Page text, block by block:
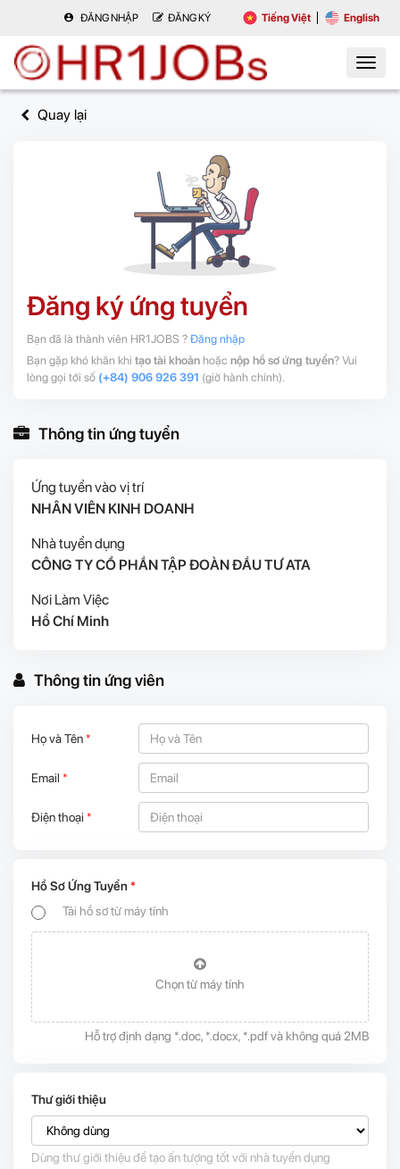
ĐĂNG NHẬP ĐĂNG KÝ Tiếng Việt English
Quay lại
Đăng ký ứng tuyển
Bạn đã là thành viên HR1JOBS ? Đăng nhập
Bạn gặp khó khăn khi tạo tài khoản hoặc nộp hồ sơ ứng tuyển? Vui
lòng gọi tới số (+84) 906 926 391 (giờ hành chính).
Thông tin ứng tuyển
Ứng tuyển vào vị trí
NHÂN VIÊN KINH DOANH
Nhà tuyển dụng
CÔNG TY CỔ PHẦN TẬP ĐOÀN ĐẦU TƯ ATA
Nơi Làm Việc
Hồ Chí Minh
Thông tin ứng viên
Họ và Tên *
Email *
Điện thoại *
Hồ Sơ Ứng Tuyển *
Tải hồ sơ từ máy tính
Chọn từ máy tính
Hỗ trợ định dạng *.doc, *.docx, *.pdf và không quá 2MB
Thư giới thiệu
Dùng thư giới thiệu để tạo ấn tượng tốt với nhà tuyển dụng